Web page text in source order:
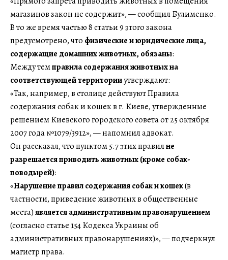
магазинов закон не содержит», — сообщил Булименко.
В то же время частью 8 статьи 9 этого закона
предусмотрено, что физические и юридические лица,
содержащие домашних животных, обязаны:
Между темправила содержания животных на
соответствующей территорииутверждают:
«Так, например, в столице действуют Правила
содержания собак и кошек в г. Киеве, утвержденные
решением Киевского городского совета от 25 октября
2007 года №1079/3912», — напомнил адвокат.
Он рассказал, что пунктом 5.7 этих правилне
разрешается приводить животных (кроме собак-
поводырей):
«Нарушение правил содержания собак и кошек(в
частности, приведение животных в общественные
места)является административным правонарушением
(согласно статье 154 Кодекса Украины об
административных правонарушениях)», — подчеркнул
магистр права.